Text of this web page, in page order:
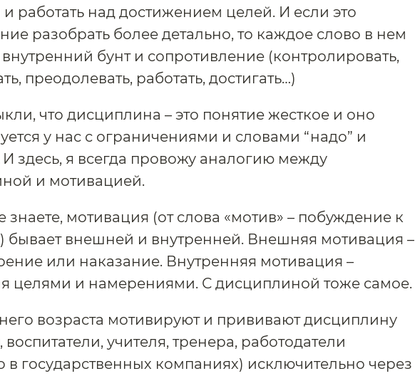
работать над достижением целей. И если это
разобрать более детально, то каждое слово в нем
бунт и сопротивление (контролировать,
преодолевать, работать, достигать…)
что дисциплина – это понятие жесткое и оно
у нас с ограничениями и словами “надо” и
И здесь, я всегда провожу аналогию между
и мотивацией.
знаете, мотивация (от слова «мотив» – побуждение к
бывает внешней и внутренней. Внешняя мотивация –
или наказание. Внутренняя мотивация –
целями и намерениями. С дисциплиной тоже самое.
возраста мотивируют и прививают дисциплину
воспитатели, учителя, тренера, работодатели
в государственных компаниях) исключительно через